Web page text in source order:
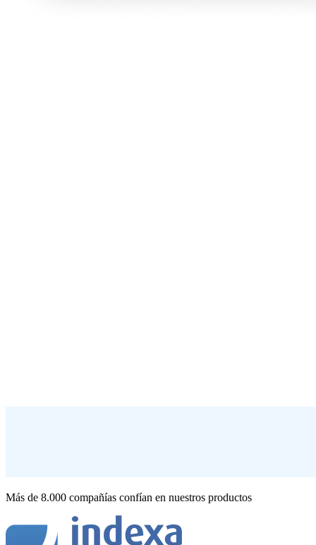
Más de 8.000 compañías confían en nuestros productos